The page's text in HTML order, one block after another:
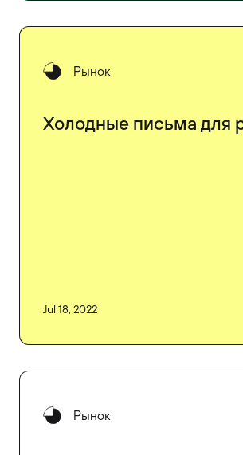
Рынок
Холодные письма для
Jul 18, 2022
Рынок